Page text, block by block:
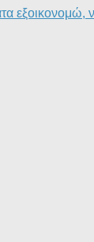
εξοικονομώ,